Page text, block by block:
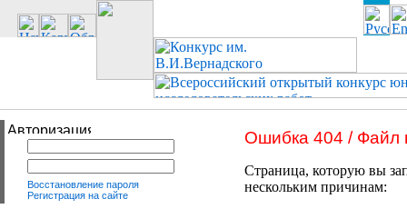
Восстановление пароля
Регистрация на сайте
Ошибка 404 / Файл
Страница, которую вы
нескольким причинам: